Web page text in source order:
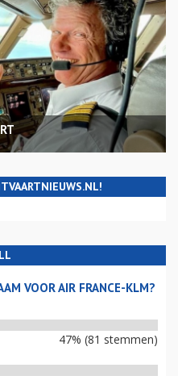
VOOR AIR FRANCE-KLM?
47% (81 stemmen)